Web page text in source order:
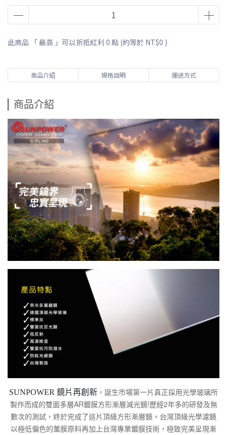
此商品 「 最高 」可以折抵紅利 0 點 (約等於 NT$0 )
商品介紹 規格說明 運送方式
商品介紹
SUNPOWER 鏡片再創新 ，誕生市場第一片真正採用光學玻璃所
製作而成的雙面多層AR鍍膜方形漸層減光鏡!歷經2年多的研發及無
數次的測試，終於完成了這片頂級方形漸層鏡。台灣頂級光學濾鏡
以極低偏色的薰膜原料再加上台灣專業鍍膜技術，極致完美呈現漸